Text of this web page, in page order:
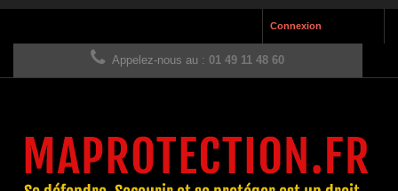
Connexion
Appelez-nous au : 01 49 11 48 60